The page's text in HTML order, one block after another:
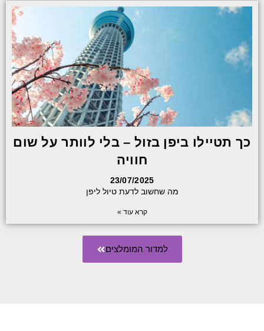
כך תטיילו ביפן בזול – בלי לוותר על שום
חוויה
23/07/2025
מה שחשוב לדעת טיול ליפן
קרא עוד »
למדור המומלצים